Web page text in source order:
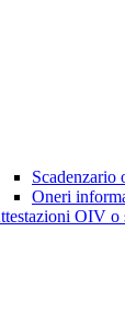
Scadenzario
Oneri
OIV o